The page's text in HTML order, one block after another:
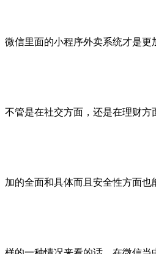
微信里面的小程序外卖系统才是更
不管是在社交方面，还是在理财方
加的全面和具体而且安全性方面